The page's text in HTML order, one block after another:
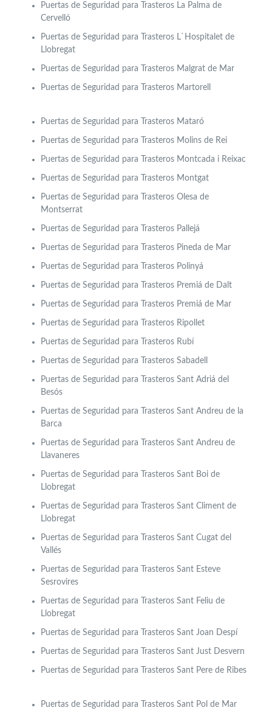
Puertas de Seguridad para Trasteros La Palma de
Cervelló
Puertas de Seguridad para Trasteros L`Hospitalet de
Llobregat
Puertas de Seguridad para Trasteros Malgrat de Mar
Puertas de Seguridad para Trasteros Martorell
Puertas de Seguridad para Trasteros Mataró
Puertas de Seguridad para Trasteros Molins de Rei
Puertas de Seguridad para Trasteros Montcada i Reixac
Puertas de Seguridad para Trasteros Montgat
Puertas de Seguridad para Trasteros Olesa de
Montserrat
Puertas de Seguridad para Trasteros Pallejá
Puertas de Seguridad para Trasteros Pineda de Mar
Puertas de Seguridad para Trasteros Polinyá
Puertas de Seguridad para Trasteros Premiá de Dalt
Puertas de Seguridad para Trasteros Premiá de Mar
Puertas de Seguridad para Trasteros Ripollet
Puertas de Seguridad para Trasteros Rubí
Puertas de Seguridad para Trasteros Sabadell
Puertas de Seguridad para Trasteros Sant Adriá del
Besós
Puertas de Seguridad para Trasteros Sant Andreu de la
Barca
Puertas de Seguridad para Trasteros Sant Andreu de
Llavaneres
Puertas de Seguridad para Trasteros Sant Boi de
Llobregat
Puertas de Seguridad para Trasteros Sant Climent de
Llobregat
Puertas de Seguridad para Trasteros Sant Cugat del
Vallés
Puertas de Seguridad para Trasteros Sant Esteve
Sesrovires
Puertas de Seguridad para Trasteros Sant Feliu de
Llobregat
Puertas de Seguridad para Trasteros Sant Joan Despí
Puertas de Seguridad para Trasteros Sant Just Desvern
Puertas de Seguridad para Trasteros Sant Pere de Ribes
Puertas de Seguridad para Trasteros Sant Pol de Mar